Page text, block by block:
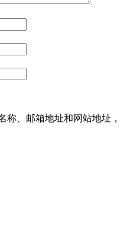
称、邮箱地址和网站地址，